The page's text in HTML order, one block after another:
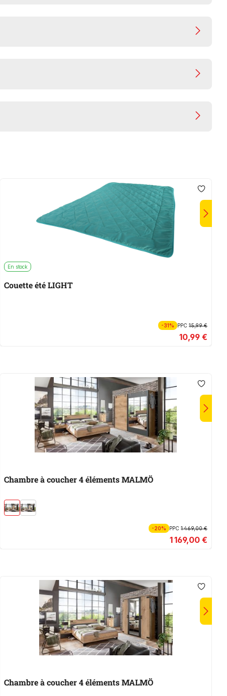
En stock
Couette été LIGHT
-31% PPC 15,99 €
10,99 €
Chambre à coucher 4 éléments MALMÖ
-20% PPC 1 469,00 €
1 169,00 €
Chambre à coucher 4 éléments MALMÖ